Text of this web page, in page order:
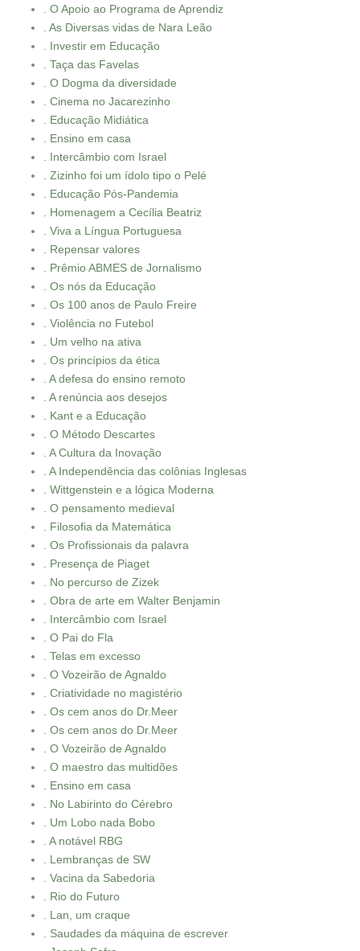
. O Apoio ao Programa de Aprendiz
. As Diversas vidas de Nara Leão
. Investir em Educação
. Taça das Favelas
. O Dogma da diversidade
. Cinema no Jacarezinho
. Educação Midiática
. Ensino em casa
. Intercâmbio com Israel
. Zizinho foi um ídolo tipo o Pelé
. Educação Pós-Pandemia
. Homenagem a Cecília Beatriz
. Viva a Língua Portuguesa
. Repensar valores
. Prêmio ABMES de Jornalismo
. Os nós da Educação
. Os 100 anos de Paulo Freire
. Violência no Futebol
. Um velho na ativa
. Os princípios da ética
. A defesa do ensino remoto
. A renúncia aos desejos
. Kant e a Educação
. O Método Descartes
. A Cultura da Inovação
. A Independência das colônias Inglesas
. Wittgenstein e a lógica Moderna
. O pensamento medieval
. Filosofia da Matemática
. Os Profissionais da palavra
. Presença de Piaget
. No percurso de Zizek
. Obra de arte em Walter Benjamin
. Intercâmbio com Israel
. O Pai do Fla
. Telas em excesso
. O Vozeirão de Agnaldo
. Criatividade no magistério
. Os cem anos do Dr.Meer
. Os cem anos do Dr.Meer
. O Vozeirão de Agnaldo
. O maestro das multidões
. Ensino em casa
. No Labirinto do Cérebro
. Um Lobo nada Bobo
. A notável RBG
. Lembranças de SW
. Vacina da Sabedoria
. Rio do Futuro
. Lan, um craque
. Saudades da máquina de escrever